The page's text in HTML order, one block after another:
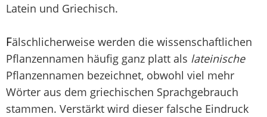
Latein und Griechisch.
Fälschlicherweise werden die wissenschaftlichen
Pflanzennamen häufig ganz platt als lateinische
Pflanzennamen bezeichnet, obwohl viel mehr
Wörter aus dem griechischen Sprachgebrauch
stammen. Verstärkt wird dieser falsche Eindruck